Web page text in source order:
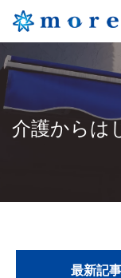
介護からは
最新記事